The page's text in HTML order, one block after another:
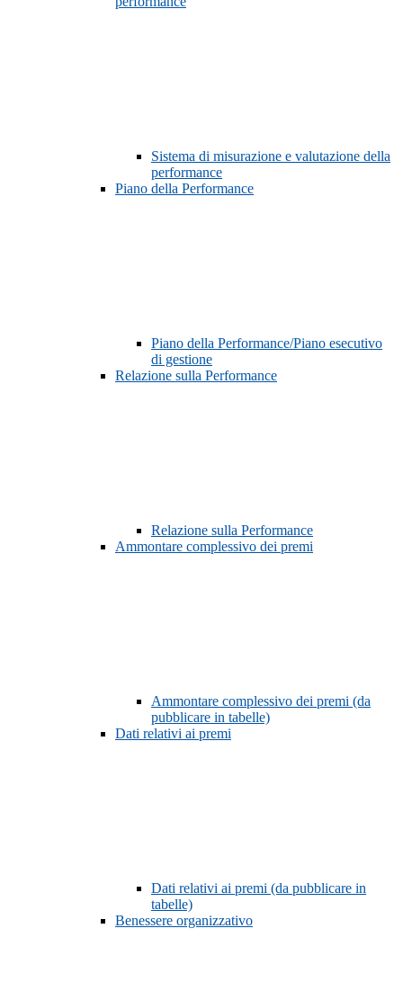
Sistema di misurazione e valutazione della
performance
Piano della Performance
Piano della Performance/Piano esecutivo
di gestione
Relazione sulla Performance
Relazione sulla Performance
Ammontare complessivo dei premi
Ammontare complessivo dei premi (da
pubblicare in tabelle)
Dati relativi ai premi
Dati relativi ai premi (da pubblicare in
tabelle)
Benessere organizzativo